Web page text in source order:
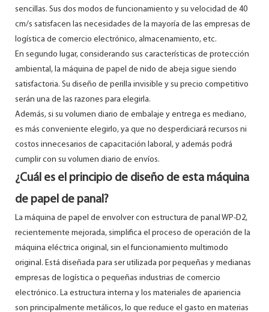
sencillas. Sus dos modos de funcionamiento y su velocidad de 40
cm/s satisfacen las necesidades de la mayoría de las empresas de
logística de comercio electrónico, almacenamiento, etc.
En segundo lugar, considerando sus características de protección
ambiental, la máquina de papel de nido de abeja sigue siendo
satisfactoria. Su diseño de perilla invisible y su precio competitivo
serán una de las razones para elegirla.
Además, si su volumen diario de embalaje y entrega es mediano,
es más conveniente elegirlo, ya que no desperdiciará recursos ni
costos innecesarios de capacitación laboral, y además podrá
cumplir con su volumen diario de envíos.
¿Cuál es el principio de diseño de esta máquina
de papel de panal?
La máquina de papel de envolver con estructura de panal WP-D2,
recientemente mejorada, simplifica el proceso de operación de la
máquina eléctrica original, sin el funcionamiento multimodo
original. Está diseñada para ser utilizada por pequeñas y medianas
empresas de logística o pequeñas industrias de comercio
electrónico. La estructura interna y los materiales de apariencia
son principalmente metálicos, lo que reduce el gasto en materias